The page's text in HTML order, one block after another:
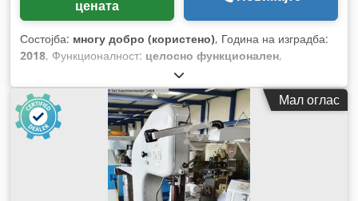
цената
Состојба: многу добро (користено), Година на изградба:
2018, Функционалност: целосно функционален,
максимална висина на сечење:
ширина на сечење:800 мм, максимална брзина на вртење:
120 обр/мин
, вкупна тежина:3.500 кг, Мал оглас